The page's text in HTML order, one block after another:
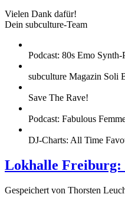
Vielen Dank dafür!
Dein subculture-Team
Podcast: 80s Emo
subculture Magazin Soli
Save The Rave!
Podcast: Fabulous
DJ-Charts: All Time
Lokhalle
Gespeichert von Thorsten